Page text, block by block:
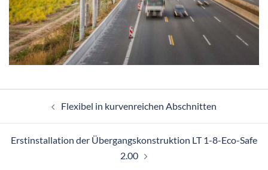
Flexibel in kurvenreichen Abschnitten
Erstinstallation der Übergangskonstruktion LT 1-8-Eco-Safe
2.00